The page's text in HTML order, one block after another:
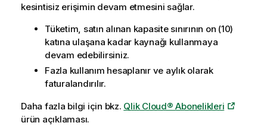
kesintisiz erişimin devam etmesini sağlar.
Tüketim, satın alınan kapasite sınırının on (10)
katına ulaşana kadar kaynağı kullanmaya
devam edebilirsiniz.
Fazla kullanım hesaplanır ve aylık olarak
faturalandırılır.
Daha fazla bilgi için bkz. Qlik Cloud® Abonelikleri
ürün açıklaması.